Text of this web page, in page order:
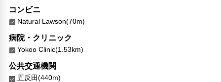
ロッカー
共用ラウンジ/TVエリア
禁煙
24時間セキュリティ
コインランドリー
チェックイン（24時間対応）
コンビニ
Natural Lawson(70m)
病院・クリニック
Yokoo Clinic(1.53km)
公共交通機関
五反田(440m)